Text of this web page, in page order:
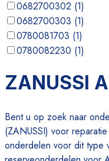
0682700302 (1)
0682700303 (1)
0780081703 (1)
0780082230 (1)
07800A8274(1)
ZANUSSI
Bent u op zoek naar
(ZANUSSI) voor
onderdelen voor dit type